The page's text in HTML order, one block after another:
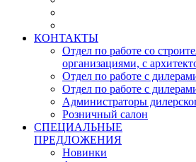
КОНТАКТЫ
Отдел по работе со
организациями, с
Отдел по работе с
Отдел по работе с
Администраторы
Розничный салон
СПЕЦИАЛЬНЫЕ
ПРЕДЛОЖЕНИЯ
Новинки